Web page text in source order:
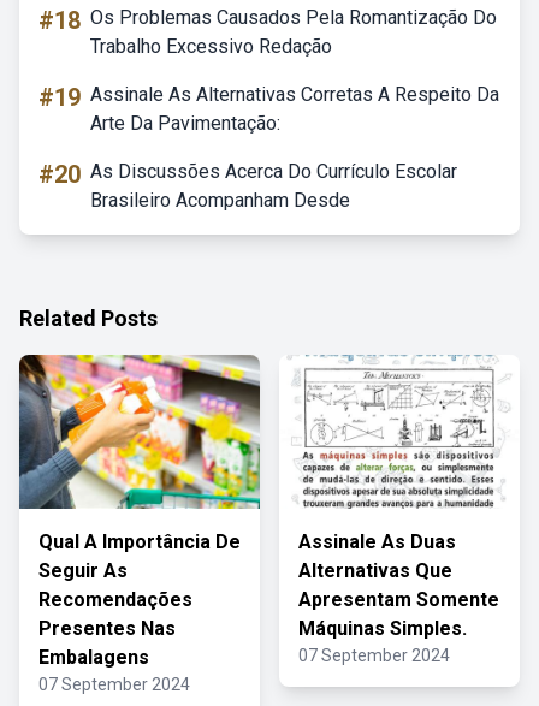
#18 Os Problemas Causados Pela Romantização Do
Trabalho Excessivo Redação
#19 Assinale As Alternativas Corretas A Respeito Da
Arte Da Pavimentação:
#20 As Discussões Acerca Do Currículo Escolar
Brasileiro Acompanham Desde
Related Posts
Qual A Importância De
Seguir As
Recomendações
Presentes Nas
Embalagens
07 September 2024
Assinale As Duas
Alternativas Que
Apresentam Somente
Máquinas Simples.
07 September 2024